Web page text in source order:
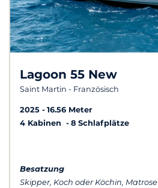
Lagoon 55 New
Saint Martin - Französisch
2025
16.56 Meter
4 Kabinen
8 Schlafplätze
Besatzung
Skipper, Koch oder Köchin, Matrose